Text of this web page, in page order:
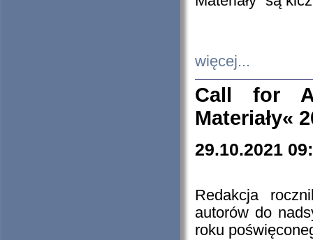
więcej...
Call for
Materiały«
29.10.2021
Redakcja
autorów do
roku